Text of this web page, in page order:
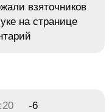
взяточников
на странице
-6